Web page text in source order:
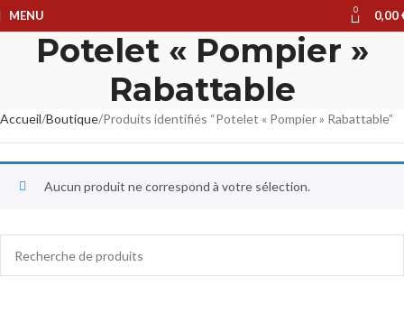
MENU 0 0,00
Potelet « Pompier »
Rabattable
Accueil Boutique Produits identifiés “Potelet « Pompier » Rabattable”
Aucun produit ne correspond à votre sélection.